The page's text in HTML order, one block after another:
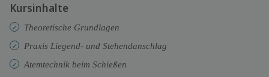
Kursinhalte
Theoretische Grundlagen
Praxis Liegend- und Stehendanschlag
Atemtechnik beim Schießen